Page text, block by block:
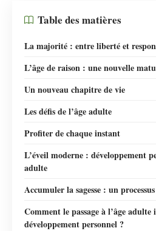
Table des matières
La majorité : entre liberté et
L’âge de raison : une nouvelle
Un nouveau chapitre de vie
Les défis de l’âge adulte
Profiter de chaque instant
L’éveil moderne : développement
adulte
Accumuler la sagesse : un
Comment le passage à l’âge
développement personnel ?